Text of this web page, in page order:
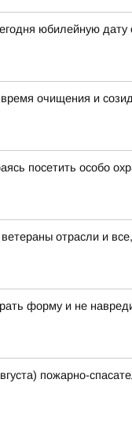
юбилейную
очищения и
посетить особо
отрасли и
форму и не
пожарно-